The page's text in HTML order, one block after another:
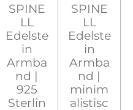
SPINE
LL
Edelste
in
Armba
nd |
925
Sterlin
SPINE
LL
Edelste
in
Armba
nd |
minim
alistisc